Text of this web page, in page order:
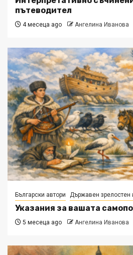
пътеводител
4 месеца ago Ангелина Иванова
Български автори Държавен зрелостен
Указания за вашата
5 месеца ago Ангелина Иванова